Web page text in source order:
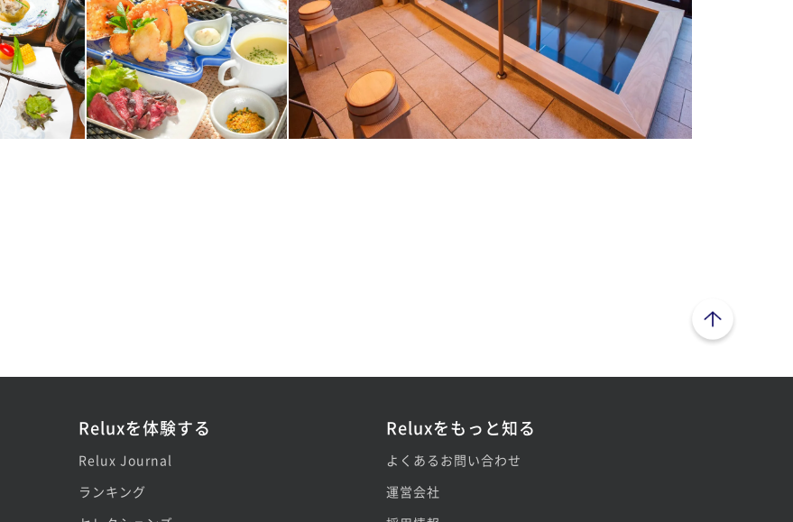
Reluxを体験する
Relux Journal
ランキング
Reluxをもっと知る
よくあるお問い合わせ
運営会社